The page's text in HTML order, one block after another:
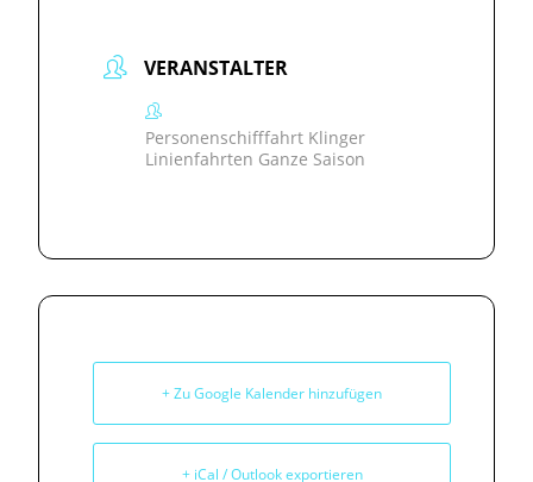
VERANSTALTER
Personenschifffahrt Klinger
Linienfahrten Ganze Saison
+ Zu Google Kalender hinzufügen
+ iCal / Outlook exportieren